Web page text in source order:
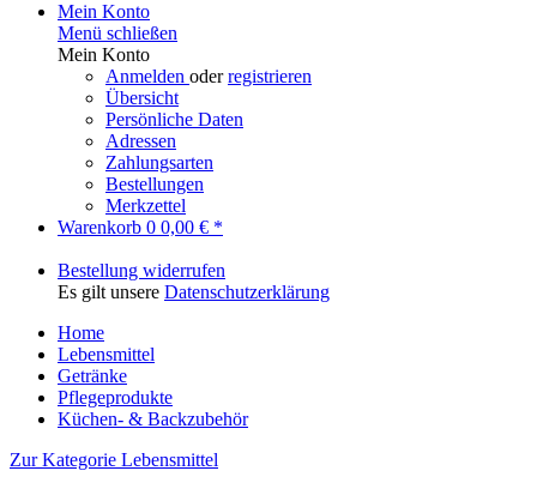
Mein Konto
Menü schließen
Mein Konto
Anmelden oderregistrieren
Übersicht
Persönliche Daten
Adressen
Zahlungsarten
Bestellungen
Merkzettel
Warenkorb 0 0,00 € *
Bestellung widerrufen
Es gilt unsere Datenschutzerklärung
Home
Lebensmittel
Getränke
Pflegeprodukte
Küchen- & Backzubehör
Zur Kategorie Lebensmittel